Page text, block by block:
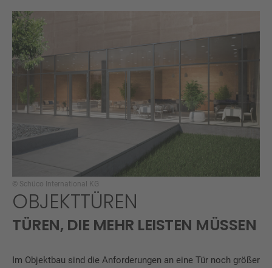
© Schüco International KG
OBJEKTTÜREN
TÜREN, DIE MEHR LEISTEN MÜSSEN
Im Objektbau sind die Anforderungen an eine Tür noch größer